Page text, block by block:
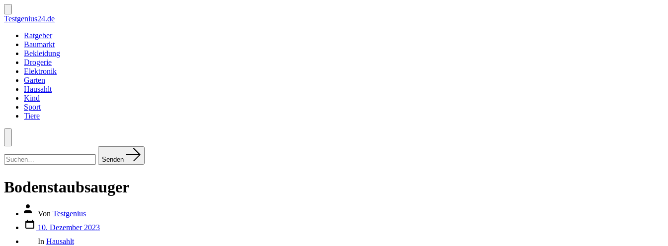
Zum
Inhalt
springen
Suche
ein-/ausblenden
Testgenius24.de
Ratgeber
Baumarkt
Bekleidung
Drogerie
Elektronik
Garten
Hausahlt
Kind
Sport
Tiere
Menü
nach:
Senden
Bodenstaubsauger
Autor
Beitrags
Von Testgenius
Datum
des
Beitrags
10. Dezember 2023
In Hausahlt